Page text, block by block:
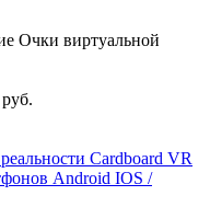
Очки виртуальной